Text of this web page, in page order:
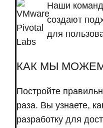
Наши
создают
для
КАК МЫ
Постройте
раза. Вы узнаете,
разработку для